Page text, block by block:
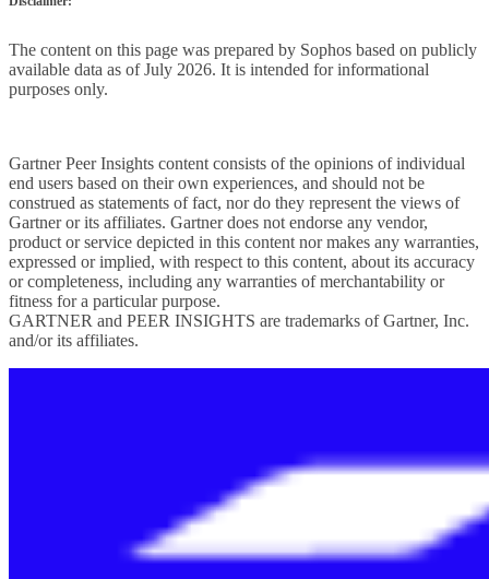
The content on this page was prepared by Sophos based on publicly
available data as of July 2026. It is intended for informational
purposes only.
Gartner Peer Insights content consists of the opinions of individual
end users based on their own experiences, and should not be
construed as statements of fact, nor do they represent the views of
Gartner or its affiliates. Gartner does not endorse any vendor,
product or service depicted in this content nor makes any warranties,
expressed or implied, with respect to this content, about its accuracy
or completeness, including any warranties of merchantability or
fitness for a particular purpose.
GARTNER and PEER INSIGHTS are trademarks of Gartner, Inc.
and/or its affiliates.